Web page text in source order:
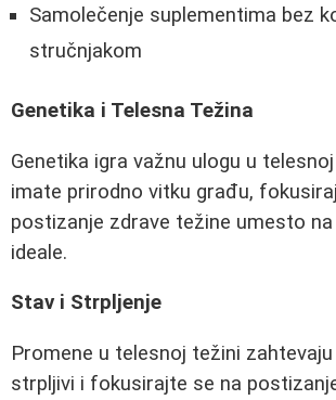
Samolečenje suplementima bez
stručnjakom
Genetika i Telesna Težina
Genetika igra važnu ulogu u
imate prirodno vitku građu,
postizanje zdrave težine umesto
ideale.
Stav i Strpljenje
Promene u telesnoj težini
strpljivi i fokusirajte se na